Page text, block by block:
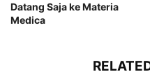
Datang Saja ke Materia
Medica